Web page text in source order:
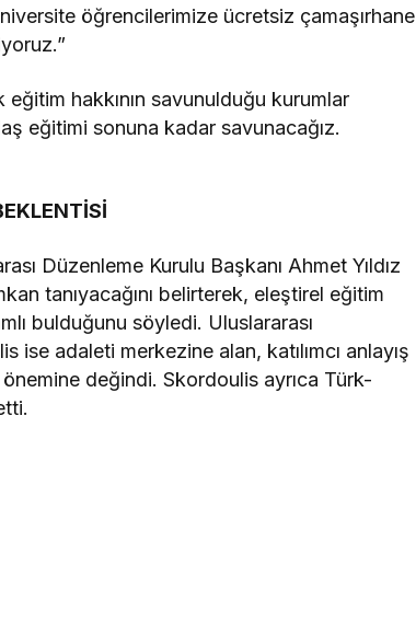
öğrencilerimize ücretsiz çamaşırhane
hakkının savunulduğu kurumlar
eğitimi sonuna kadar savunacağız.
Düzenleme Kurulu Başkanı Ahmet Yıldız
tanıyacağını belirterek, eleştirel eğitim
bulduğunu söyledi. Uluslararası
ise adaleti merkezine alan, katılımcı anlayış
önemine değindi. Skordoulis ayrıca Türk-